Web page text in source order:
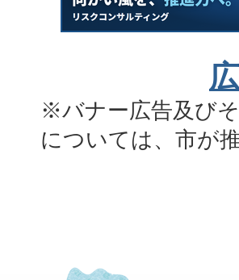
※バナー広告及び
については、市が